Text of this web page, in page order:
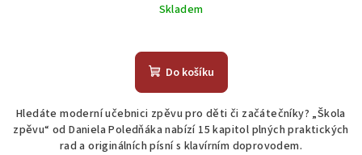
Skladem
Do košíku
Hledáte moderní učebnici zpěvu pro děti či začátečníky? „Škola
zpěvu“ od Daniela Poledňáka nabízí 15 kapitol plných praktických
rad a originálních písní s klavírním doprovodem.